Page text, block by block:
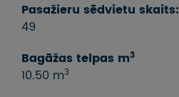
Pasažieru sēdvietu skaits:
49
Bagāžas telpas m3
10.50 m3